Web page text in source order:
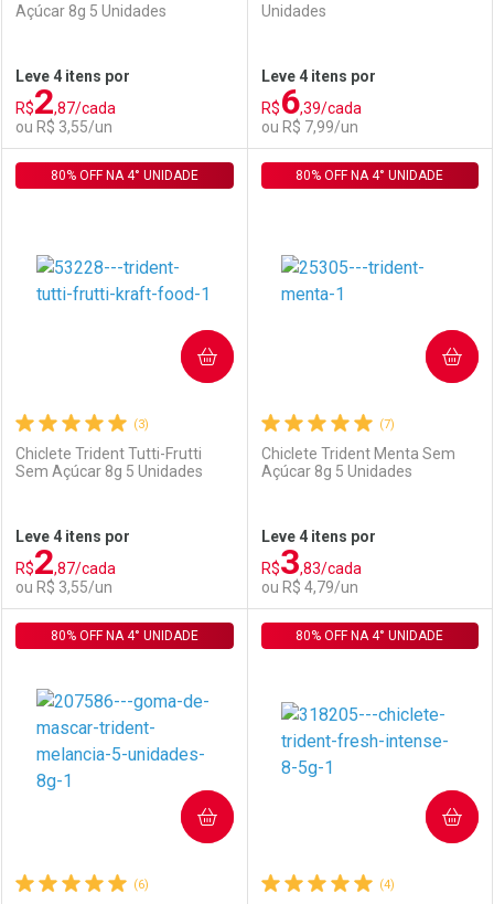
Açúcar 8g 5 Unidades
Leve 4 itens por
R$2,87/cada
ou R$ 3,55/un
FECHAR
Comprar sem Desconto
Por R$ 3,55/cada
FECHAR
Comprar sem Desconto
Por R$ 3,55/cada
Unidades
Leve 4 itens por
R$6,39/cada
ou R$ 7,99/un
Comprar sem Desconto
Por R$ 7,99/cada
Comprar sem Desconto
Por R$ 7,99/cada
(3)
Chiclete Trident Tutti-Frutti
Sem Açúcar 8g 5 Unidades
80% OFF NA 4° UNIDADE
Leve 4 itens por
R$2,87/cada
ou R$ 3,55/un
COMPRAR
FECHAR
Laboratório
FECHAR
Por Menos
(7)
Chiclete Trident Menta Sem
Açúcar 8g 5 Unidades
80% OFF NA 4° UNIDADE
Leve 4 itens por
R$3,83/cada
ou R$ 4,79/un
COMPRAR
Laboratório
Por Menos
(6)
80% OFF NA 4° UNIDADE
COMPRAR
(4)
80% OFF NA 4° UNIDADE
COMPRAR